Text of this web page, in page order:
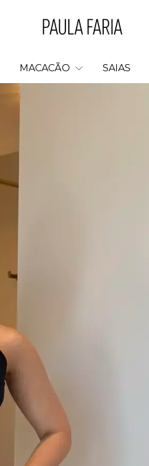
MACACÃO SAIAS